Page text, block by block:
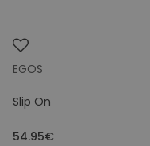
EGOS
Slip On
54.95€